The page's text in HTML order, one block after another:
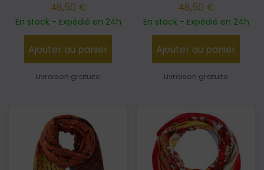
48,50 €
En stock - Expédié en 24h
Ajouter au panier
Livraison gratuite
48,50 €
En stock - Expédié en 24h
Ajouter au panier
Livraison gratuite